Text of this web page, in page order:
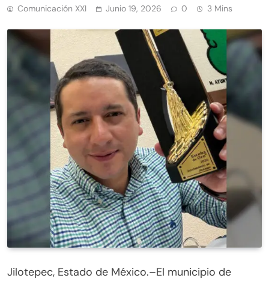
Comunicación XXI Junio 19, 2026 0 3 Mins
Jilotepec, Estado de México.–El municipio de